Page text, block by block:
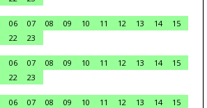
06 07 08 09 10 11 12 13 14
15
22
23
06 07 08 09 10 11 12 13 14
15
22
23
06 07 08 09 10 11 12 13 14
15